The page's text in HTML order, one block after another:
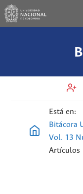
Está en:
Bitácora
Vol. 13
Artículos